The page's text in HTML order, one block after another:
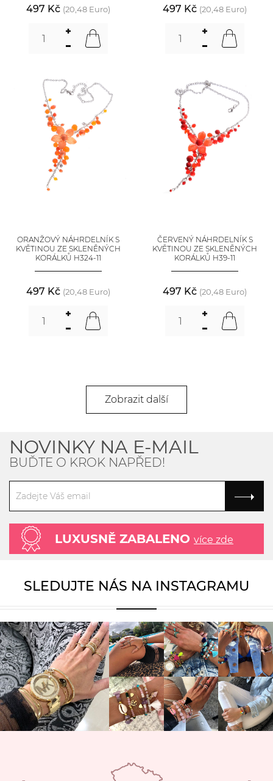
497 Kč (20,48 Euro) 497 Kč (20,48 Euro)
ORANŽOVÝ NÁHRDELNÍK S
KVĚTINOU ZE SKLENĚNÝCH
KORÁLKŮ H324-11
497 Kč (20,48 Euro)
ČERVENÝ NÁHRDELNÍK S
KVĚTINOU ZE SKLENĚNÝCH
KORÁLKŮ H39-11
497 Kč (20,48 Euro)
Zobrazit další
NOVINKY NA E-MAIL
BUĎTE O KROK NAPŘED!
LUXUSNĚ ZABALENO více zde
SLEDUJTE NÁS NA INSTAGRAMU